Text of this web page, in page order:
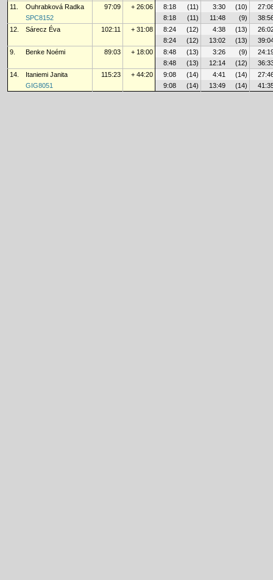
11.
Ouhrabková Radka 97:09 + 26:06 8:18 (11) 3:30 (10)
SPC8152
8:18 (11) 11:48 (9)
12.
Sárecz Éva 102:11 + 31:08 8:24 (12) 4:38 (13)
8:24
(12) 13:02 (13)
9.
Benke Noémi 89:03 + 18:00 8:48 (13) 3:26 (9)
8:48
(13) 12:14 (12)
14.
Itaniemi Janita 115:23 + 44:20 9:08 (14) 4:41 (14)
GIG8051
9:08 (14) 13:49 (14)